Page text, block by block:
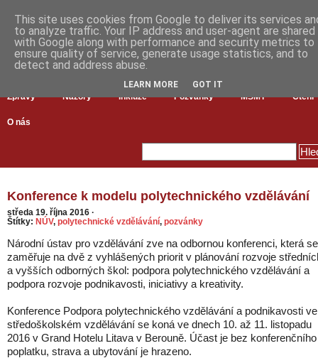
Zprávy Názory Inkluze Pozvánky MŠMT Čtení
O nás
Konference k modelu polytechnického vzdělávání
středa 19. října 2016 ·
Štítky: NÚV, polytechnické vzdělávání, pozvánky
Národní ústav pro vzdělávání zve na odbornou konferenci, která se
zaměřuje na dvě z vyhlášených priorit v plánování rozvoje
a vyšších odborných škol: podpora polytechnického vzdělávání a
podpora rozvoje podnikavosti, iniciativy a kreativity.
Konference Podpora polytechnického vzdělávání a podnikavosti ve
středoškolském vzdělávání se koná ve dnech 10. až 11. listopadu
2016 v Grand Hotelu Litava v Berouně. Účast je bez konferenčního
poplatku, strava a ubytování je hrazeno.
This site uses cookies from Google to deliver its services
to analyze traffic. Your IP address and user-agent are shared
with Google along with performance and security metrics to
ensure quality of service, generate usage statistics, and to
detect and address abuse.
LEARN MORE GOT IT